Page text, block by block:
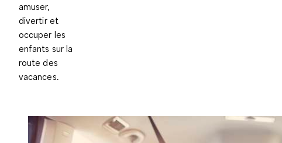
amuser,
divertir et
occuper les
enfants sur la
route des
vacances.